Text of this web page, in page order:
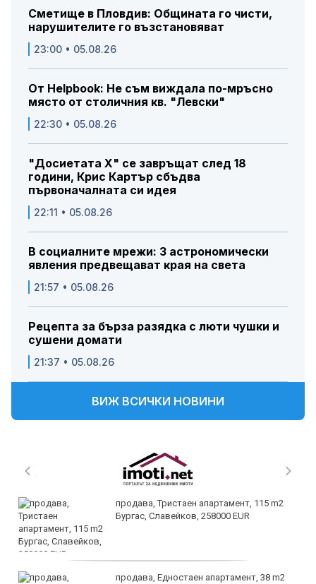
Сметище в Пловдив: Общината го чисти,
нарушителите го възстановяват
23:00 • 05.08.26
От Helpbook: Не съм виждала по-мръсно
място от столичния кв. "Левски"
22:30 • 05.08.26
"Досиетата Х" се завръщат след 18
години, Крис Картър сбъдва
първоначалната си идея
22:11 • 05.08.26
В социалните мрежи: 3 астрономически
явления предвещават края на света
21:57 • 05.08.26
Рецепта за бърза разядка с люти чушки и
сушени домати
21:37 • 05.08.26
ВИЖ ВСИЧКИ НОВИНИ
продава, Тристаен апартамент, 115 m2
Бургас, Славейков, 258000 EUR
продава, Едностаен апартамент, 38 m2